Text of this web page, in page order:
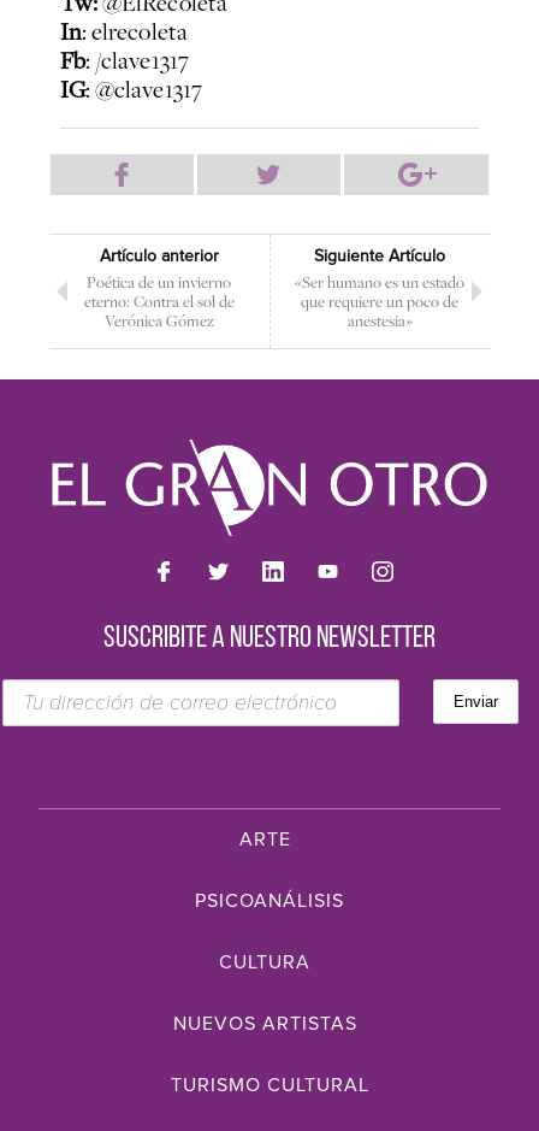
In: elrecoleta
Fb: /clave1317
IG: @clave1317
Artículo anterior
Poética de un invierno
eterno: Contra el sol de
Verónica Gómez
Siguiente Artículo
«Ser humano es un estado
que requiere un poco de
anestesia»
SUSCRIBITE A NUESTRO NEWSLETTER
ARTE
PSICOANÁLISIS
CULTURA
NUEVOS ARTISTAS
TURISMO CULTURAL